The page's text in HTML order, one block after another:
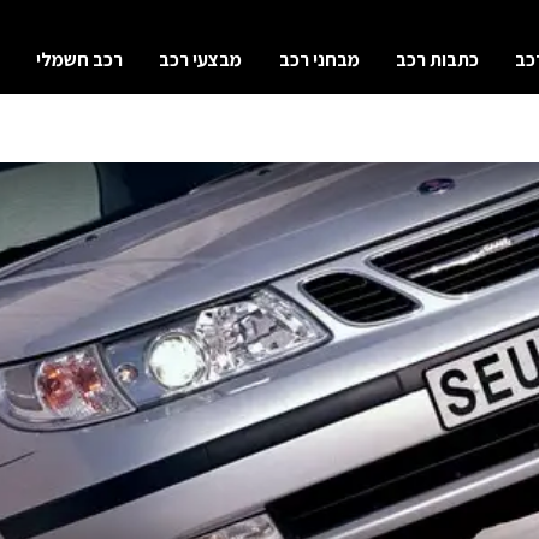
כתבות רכב מבחני רכב מבצעי רכב רכב חשמלי